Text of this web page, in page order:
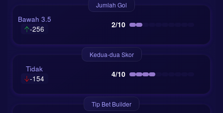
Jumlah Gol
Bawah 3.5
-256
2/10
Kedua-dua Skor
Tidak
-154
4/10
Tip Bet Builder